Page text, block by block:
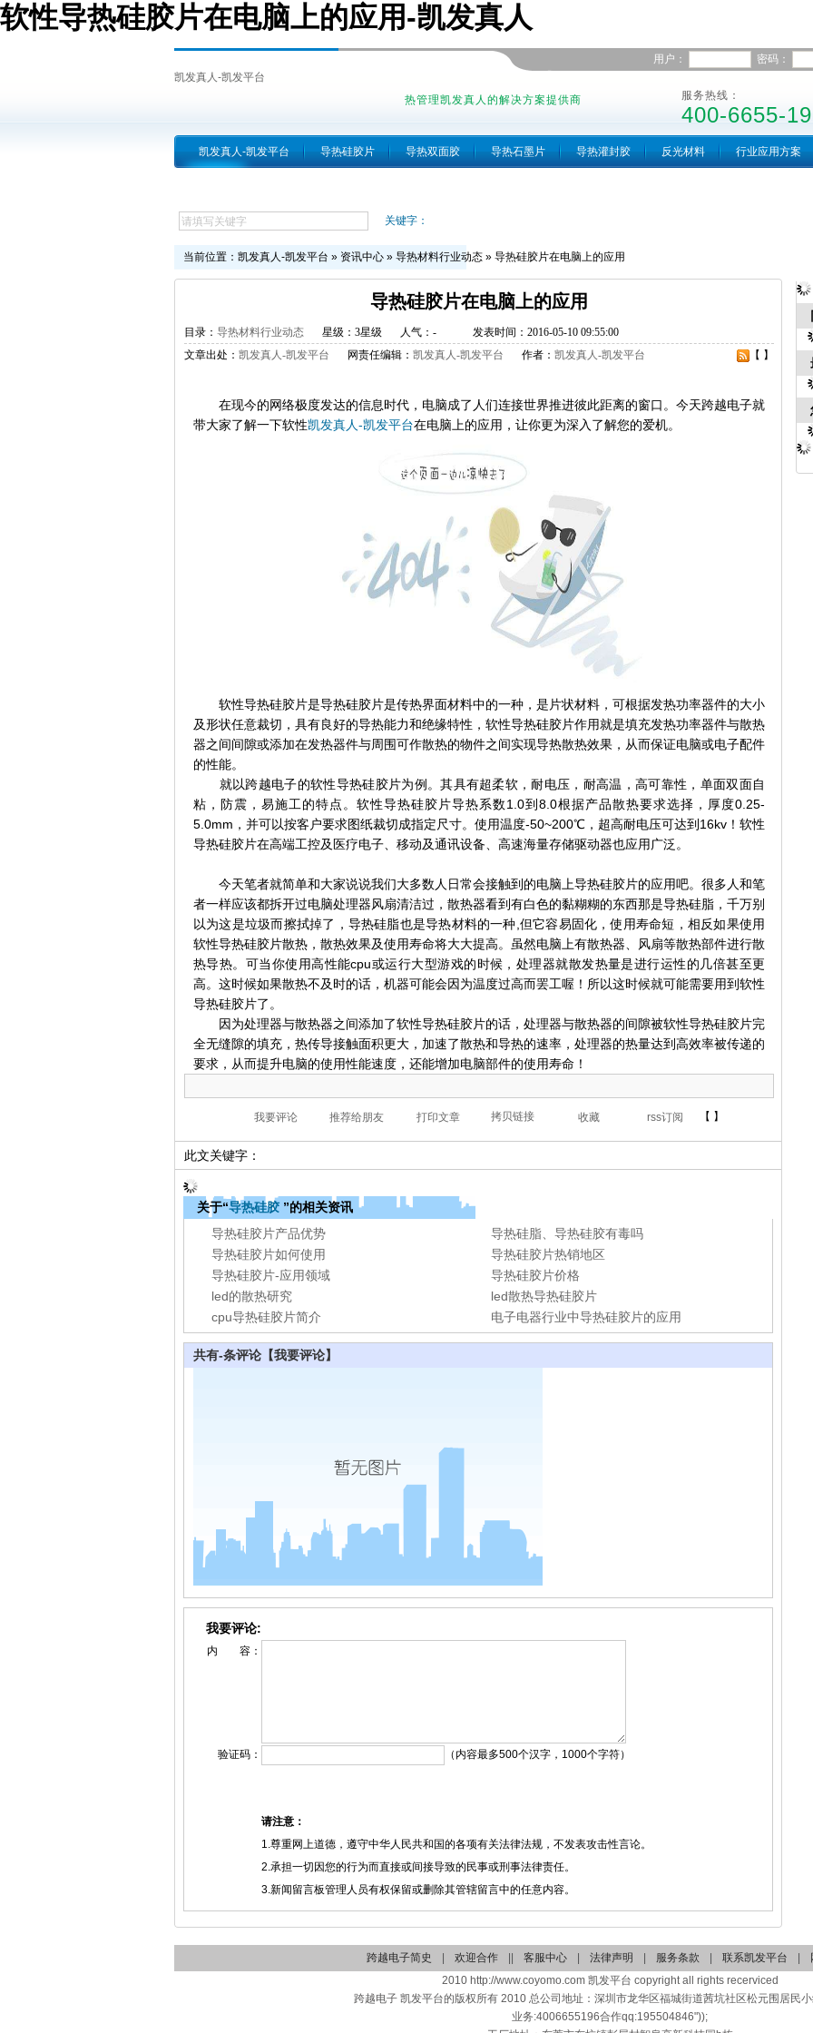
软性导热硅胶片在电脑上的应用-凯发真人
用户： 密码：
凯发真人-凯发平台
热管理凯发真人的解决方案提供商
服务热线：
400-6655-
凯发真人-凯发平台 导热硅胶片 导热双面胶 导热石墨片 导热灌封胶 反光材料 行业应用方案
关键字：
当前位置： 凯发真人-凯发平台 » 资讯中心 » 导热材料行业动态 » 导热硅胶片在电脑上的应用
导热硅胶片在电脑上的应用
目录： 导热材料行业动态 星级：3星级 人气： -
发表时间：2016-05-10 09:55:00
【 】
文章出处： 凯发真人-凯发平台 网责任编辑： 凯发真人-凯发平台 作者： 凯发真人-凯发平台
在现今的网络极度发达的信息时代，电脑成了人们连接世界推进彼此距离的窗口。今天跨越电子就
带大家了解一下软性凯发真人-凯发平台在电脑上的应用，让你更为深入了解您的爱机。
软性导热硅胶片是导热硅胶片是传热界面材料中的一种，是片状材料，可根据发热功率器件的大小
及形状任意裁切，具有良好的导热能力和绝缘特性，软性导热硅胶片作用就是填充发热功率器件与散热
器之间间隙或添加在发热器件与周围可作散热的物件之间实现导热散热效果，从而保证电脑或电子配件
的性能。
就以跨越电子的软性导热硅胶片为例。其具有超柔软，耐电压，耐高温，高可靠性，单面双面自
粘，防震，易施工的特点。软性导热硅胶片导热系数1.0到8.0根据产品散热要求选择，厚度0.25-
5.0mm，并可以按客户要求图纸裁切成指定尺寸。使用温度-50~200℃，超高耐电压可达到16kv！软性
导热硅胶片在高端工控及医疗电子、移动及通讯设备、高速海量存储驱动器也应用广泛。
今天笔者就简单和大家说说我们大多数人日常会接触到的电脑上导热硅胶片的应用吧。很多人和笔
者一样应该都拆开过电脑处理器风扇清洁过，散热器看到有白色的黏糊糊的东西那是导热硅脂，千万别
以为这是垃圾而擦拭掉了，导热硅脂也是导热材料的一种,但它容易固化，使用寿命短，相反如果使用
软性导热硅胶片散热，散热效果及使用寿命将大大提高。虽然电脑上有散热器、风扇等散热部件进行散
热导热。可当你使用高性能cpu或运行大型游戏的时候，处理器就散发热量是进行运性的几倍甚至更
高。这时候如果散热不及时的话，机器可能会因为温度过高而罢工喔！所以这时候就可能需要用到软性
导热硅胶片了。
因为处理器与散热器之间添加了软性导热硅胶片的话，处理器与散热器的间隙被软性导热硅胶片完
全无缝隙的填充，热传导接触面积更大，加速了散热和导热的速率，处理器的热量达到高效率被传递的
要求，从而提升电脑的使用性能速度，还能增加电脑部件的使用寿命！
【 】
此文关键字：
关于“导热硅胶 ”的相关资讯
导热硅胶片产品优势
导热硅脂、导热硅胶有毒吗
导热硅胶片如何使用
导热硅胶片热销地区
导热硅胶片-应用领域
导热硅胶片价格
led的散热研究
led散热导热硅胶片
cpu导热硅胶片简介
电子电器行业中导热硅胶片的应用
共有-条评论 【我要评论】
我要评论:
内 容：
验证码： （内容最多500个汉字，1000个字符）
请注意：
1.尊重网上道德，遵守中华人民共和国的各项有关法律法规，不发表攻击性言论。
2.承担一切因您的行为而直接或间接导致的民事或刑事法律责任。
3.新闻留言板管理人员有权保留或删除其管辖留言中的任意内容。
跨越电子简史 欢迎合作 客服中心 法律声明 服务条款 联系凯发平台
2010 http://www.coyomo.com 凯发平台 copyright all rights recerviced
跨越电子 凯发平台的版权所有 2010 总公司地址：深圳市龙华区福城街道茜坑社区松元围居民
业务:4006655196合作qq:195504846"));